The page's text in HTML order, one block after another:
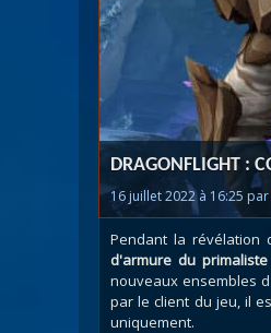
DRAGONFLIGHT :
16 juillet 2022 à 16:25 par
Pendant la révélation
d'armure du primaliste
nouveaux ensembles
par le client du jeu, il
uniquement.